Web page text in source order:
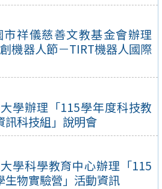
祥儀慈善文教基金會辦理
機器人節－TIRT機器人國際
學辦理「115學年度科技教
訊科技組」說明會
學科學教育中心辦理「115
生物實驗營」活動資訊